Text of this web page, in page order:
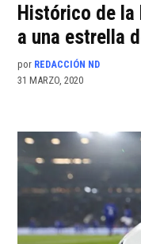
Histórico de la
a una estrella
por REDACCIÓN ND
31 MARZO, 2020